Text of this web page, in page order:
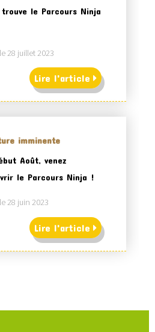
trouve le Parcours Ninja
28 juillet 2023
Lire l'article
imminente
Août, venez
le Parcours Ninja !
28 juin 2023
Lire l'article